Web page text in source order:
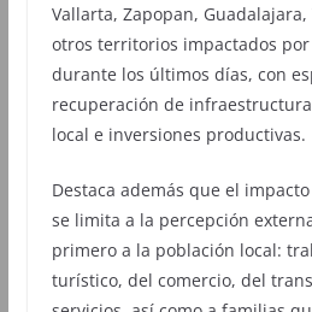
Vallarta, Zapopan,
otros territorios impactados
durante los últimos días, con
recuperación de
local e inversiones productivas.
Destaca además que el
se limita a la percepción
primero a la población local:
turístico, del comercio, del